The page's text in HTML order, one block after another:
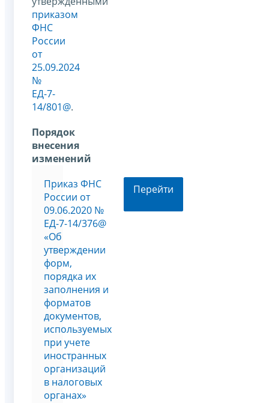
приказом
ФНС
России
от
25.09.2024
№
ЕД-7-
14/801@.
Порядок
внесения
изменений
Приказ ФНС
России от
09.06.2020 №
ЕД-7-14/376@
«Об
утверждении
форм,
порядка их
заполнения и
форматов
документов,
используемых
при учете
иностранных
организаций
в налоговых
органах»
Перейти